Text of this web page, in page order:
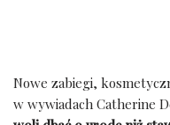
Nowe zabiegi,
w wywiadach Catherine